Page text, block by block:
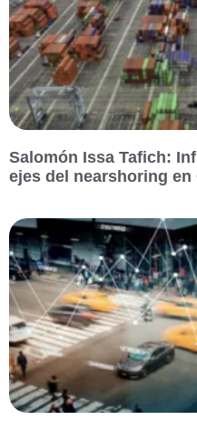
Salomón Issa Tafich:
ejes del nearshoring en